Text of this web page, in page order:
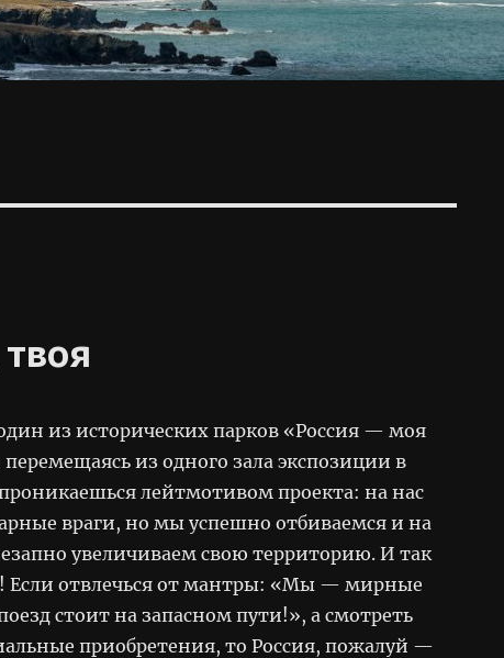
из исторических парков «Россия — моя
из одного зала экспозиции в
лейтмотивом проекта: на нас
враги, но мы успешно отбиваемся и на
увеличиваем свою территорию. И так
Если отвлечься от мантры: «Мы — мирные
стоит на запасном пути!», а смотреть
приобретения, то Россия, пожалуй —